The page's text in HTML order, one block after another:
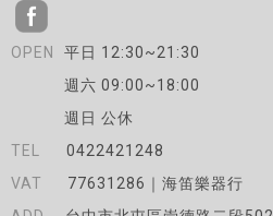
平日 12:30~21:30
週六 09:00~18:00
週日 公休
0422421248
77631286｜海笛樂器行